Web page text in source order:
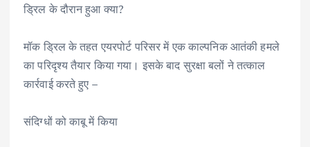
ड्रिल के दौरान हुआ क्या?
मॉक ड्रिल के तहत एयरपोर्ट परिसर में एक काल्पनिक आतंकी हमले
का परिदृश्य तैयार किया गया। इसके बाद सुरक्षा बलों ने तत्काल
कार्रवाई करते हुए –
संदिग्धों को काबू में किया